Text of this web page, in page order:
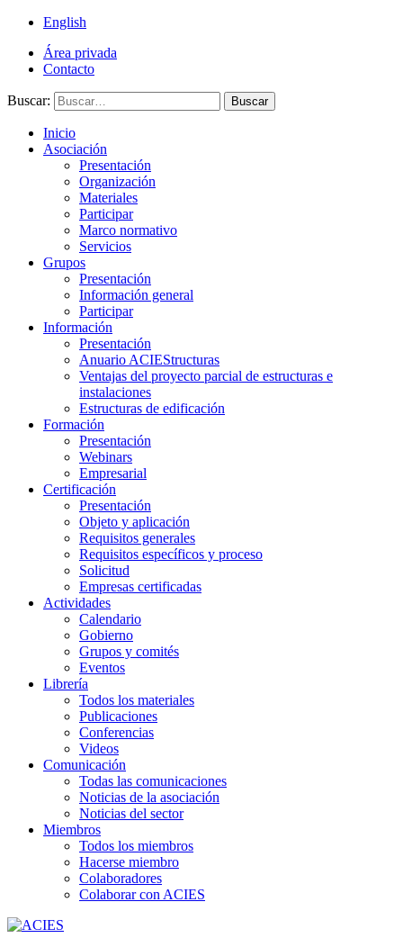
English
Área privada
Contacto
Buscar: Buscar
Inicio
Asociación
Presentación
Organización
Materiales
Participar
Marco normativo
Servicios
Grupos
Presentación
Información general
Participar
Información
Presentación
Anuario ACIEStructuras
Ventajas del proyecto parcial de estructuras e
instalaciones
Estructuras de edificación
Formación
Presentación
Webinars
Empresarial
Certificación
Presentación
Objeto y aplicación
Requisitos generales
Requisitos específicos y proceso
Solicitud
Empresas certificadas
Actividades
Calendario
Gobierno
Grupos y comités
Eventos
Librería
Todos los materiales
Publicaciones
Conferencias
Videos
Comunicación
Todas las comunicaciones
Noticias de la asociación
Noticias del sector
Miembros
Todos los miembros
Hacerse miembro
Colaboradores
Colaborar con ACIES